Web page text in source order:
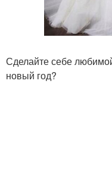
Сделайте себе
новый год?